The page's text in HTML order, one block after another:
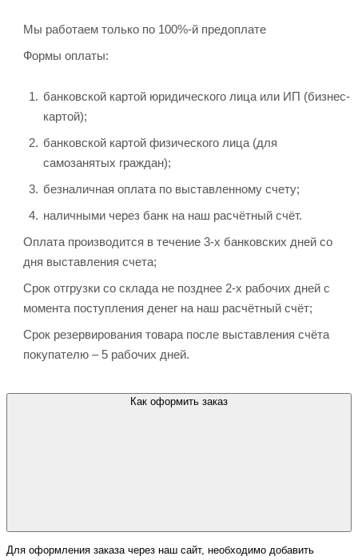
Мы работаем только по 100%-й предоплате
Формы оплаты:
банковской картой юридического лица или ИП (бизнес-
картой);
банковской картой физического лица (для
самозанятых граждан);
безналичная оплата по выставленному счету;
наличными через банк на наш расчётный счёт.
Оплата производится в течение 3-х банковских дней со
дня выставления счета;
Срок отгрузки со склада не позднее 2-х рабочих дней с
момента поступления денег на наш расчётный счёт;
Срок резервирования товара после выставления счёта
покупателю – 5 рабочих дней.
Как оформить заказ
Для оформления заказа через наш сайт, необходимо добавить